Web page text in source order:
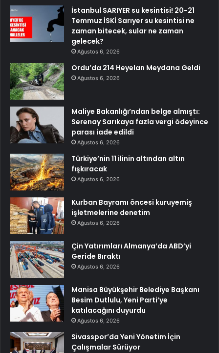
İstanbul SARIYER su kesintisi! 20-21
Temmuz İSKİ Sarıyer su kesintisi ne
zaman bitecek, sular ne zaman
gelecek?
Ağustos 6, 2026
Ordu’da 214 Heyelan Meydana Geldi
Ağustos 6, 2026
Maliye Bakanlığı’ndan belge almıştı:
Serenay Sarıkaya fazla vergi ödeyince
parası iade edildi
Ağustos 6, 2026
Türkiye’nin 11 ilinin altından altın
fışkıracak
Ağustos 6, 2026
Kurban Bayramı öncesi kuruyemiş
işletmelerine denetim
Ağustos 6, 2026
Çin Yatırımları Almanya’da ABD’yi
Geride Bıraktı
Ağustos 6, 2026
Manisa Büyükşehir Belediye Başkanı
Besim Dutlulu, Yeni Parti’ye
katılacağını duyurdu
Ağustos 6, 2026
Sivasspor’da Yeni Yönetim İçin
Çalışmalar Sürüyor